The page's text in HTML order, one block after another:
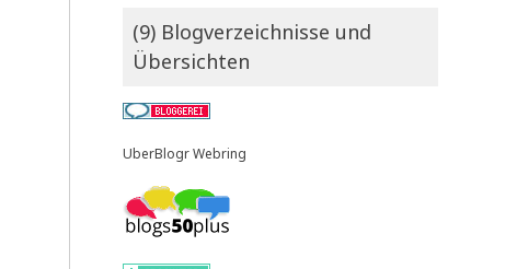
(9) Blogverzeichnisse und
Übersichten
UberBlogr Webring